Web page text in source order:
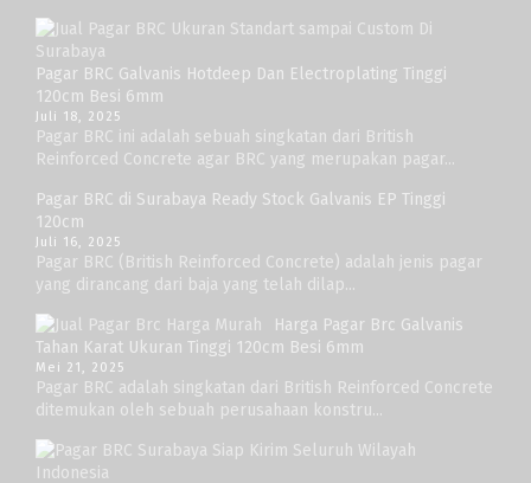
Pagar BRC Galvanis Hotdeep Dan Electroplating Tinggi
120cm Besi 6mm
Juli 18, 2025
Pagar BRC ini adalah sebuah singkatan dari British
Reinforced Concrete agar BRC yang merupakan pagar...
Pagar BRC di Surabaya Ready Stock Galvanis EP Tinggi
120cm
Juli 16, 2025
Pagar BRC (British Reinforced Concrete) adalah jenis pagar
yang dirancang dari baja yang telah dilap...
Harga Pagar Brc Galvanis
Tahan Karat Ukuran Tinggi 120cm Besi 6mm
Mei 21, 2025
Pagar BRC adalah singkatan dari British Reinforced Concrete
ditemukan oleh sebuah perusahaan konstru...